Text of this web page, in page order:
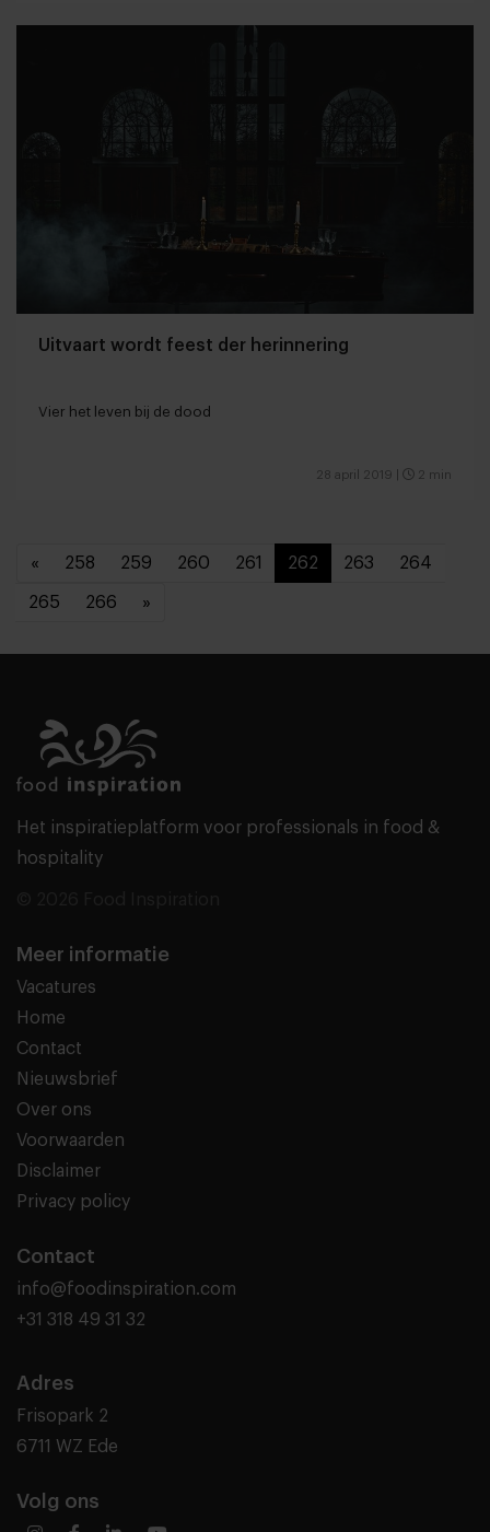
Uitvaart wordt feest der herinnering
Vier het leven bij de dood
28 april 2019 2 min
« 258 259 260 261 262 263 264
265 266 »
Het inspiratieplatform voor professionals in food &
hospitality
Meer informatie
Vacatures
Home
Contact
Nieuwsbrief
Over ons
Voorwaarden
Disclaimer
Privacy policy
Contact
info@foodinspiration.com
+31 318 49 31 32
Adres
Frisopark 2
6711 WZ Ede
Volg ons